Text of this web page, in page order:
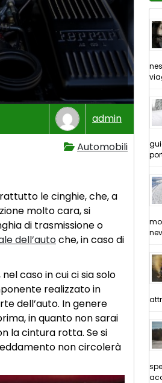
admin
Automobili
le cinghie, che, a
molto cara, si
di trasmissione o
dell’autoche, in caso di
caso in cui ci sia solo
realizzato in
dell’auto. In genere
in quanto non sarai
la cintura rotta. Se si
non circolerà